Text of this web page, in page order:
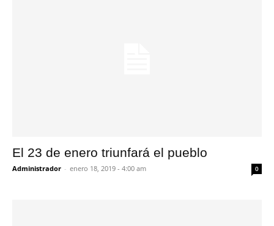
El 23 de enero triunfará el pueblo
Administrador - enero 18, 2019 - 4:00 am 0